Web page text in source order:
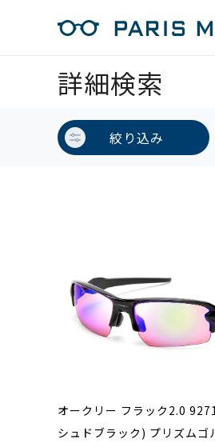
詳細検索
絞り込み
オークリー フラック2.0
シュドブラック) プリズムゴ